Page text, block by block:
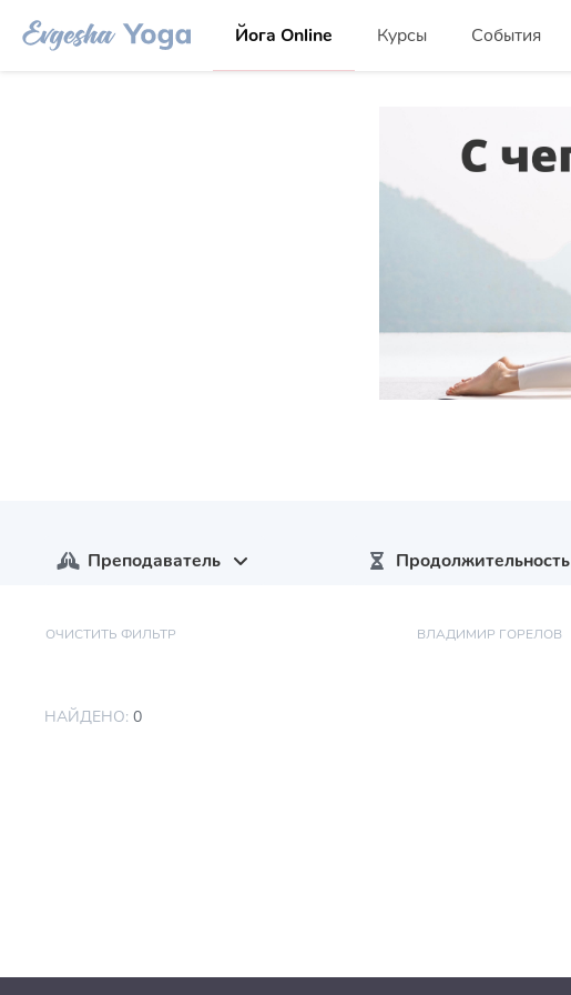
Йога Online Курсы События
Преподаватель Продолжительность
ОЧИСТИТЬ ФИЛЬТР ВЛАДИМИР ГОРЕЛОВ
НАЙДЕНО: 0